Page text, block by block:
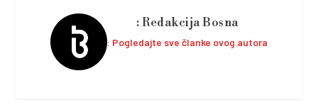
Redakcija Bosna
Pogledajte sve članke ovog autora